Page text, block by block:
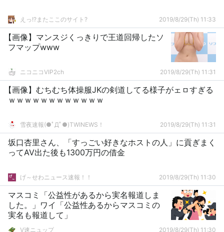
えっ!?またここのサイト? 2019/8/29(Th) 11:33
【画像】マンスジくっきりで王道回帰したソ
フマップwww
ニコニコVIP2ch 2019/8/29(Th) 11:31
【画像】むちむち体操服JKの剣道してる様子がェㇿすぎる
ｗｗｗｗｗｗｗｗｗｗｗｗ
雪夜速報(●ﾟДﾟ●)TWINEWS！ 2019/8/29(Th) 11:31
坂口杏里さん、「すっごい好きなホストの人」に貢ぎまく
ってAV出た後も1300万円の借金
げ～せわニュース速報！！ 2019/8/29(Th) 11:30
マスコミ「公益性があるから実名報道しま
した。」ワイ「公益性あるからマスコミの
実名も報道して」
V速ニュップ 2019/8/29(Th) 11:30